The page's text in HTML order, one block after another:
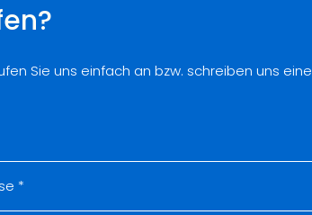
Sie uns einfach an bzw. schreiben uns eine